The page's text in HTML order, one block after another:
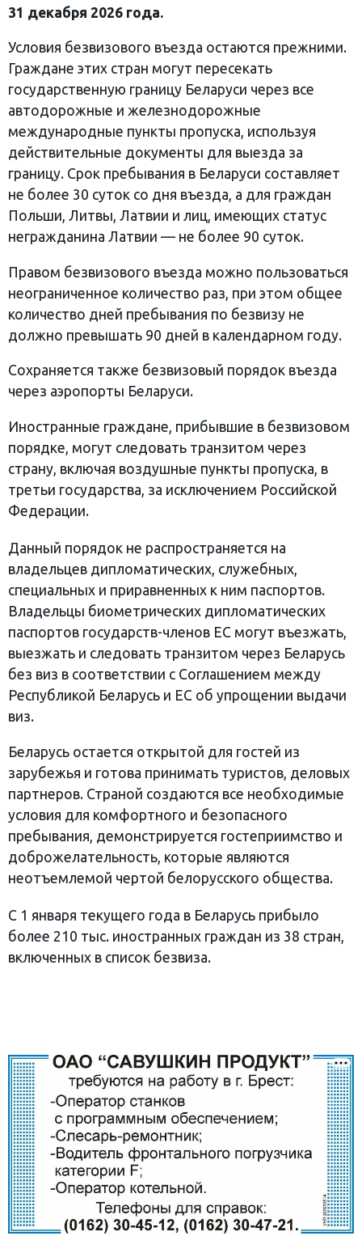
31 декабря 2026 года.
Условия безвизового въезда остаются прежними.
Граждане этих стран могут пересекать
государственную границу Беларуси через все
автодорожные и железнодорожные
международные пункты пропуска, используя
действительные документы для выезда за
границу. Срок пребывания в Беларуси составляет
не более 30 суток со дня въезда, а для граждан
Польши, Литвы, Латвии и лиц, имеющих статус
негражданина Латвии — не более 90 суток.
Правом безвизового въезда можно пользоваться
неограниченное количество раз, при этом общее
количество дней пребывания по безвизу не
должно превышать 90 дней в календарном году.
Сохраняется также безвизовый порядок въезда
через аэропорты Беларуси.
Иностранные граждане, прибывшие в безвизовом
порядке, могут следовать транзитом через
страну, включая воздушные пункты пропуска, в
третьи государства, за исключением Российской
Федерации.
Данный порядок не распространяется на
владельцев дипломатических, служебных,
специальных и приравненных к ним паспортов.
Владельцы биометрических дипломатических
паспортов государств-членов ЕС могут въезжать,
выезжать и следовать транзитом через Беларусь
без виз в соответствии с Соглашением между
Республикой Беларусь и ЕС об упрощении выдачи
виз.
Беларусь остается открытой для гостей из
зарубежья и готова принимать туристов, деловых
партнеров. Страной создаются все необходимые
условия для комфортного и безопасного
пребывания, демонстрируется гостеприимство и
доброжелательность, которые являются
неотъемлемой чертой белорусского общества.
С 1 января текущего года в Беларусь прибыло
более 210 тыс. иностранных граждан из 38 стран,
включенных в список безвиза.